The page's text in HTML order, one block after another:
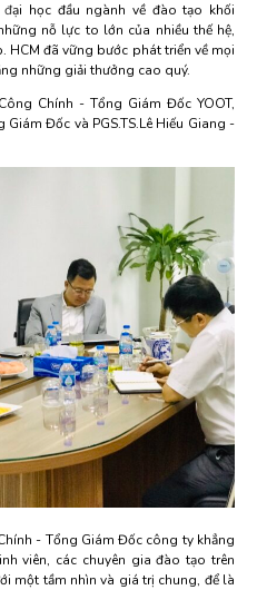
đại học đầu ngành về đào tạo khối
nỗ lực to lớn của nhiều thế hệ,
HCM đã vững bước phát triển về mọi
những giải thưởng cao quý.
Chính - Tổng Giám Đốc YOOT,
Đốc và PGS.TS.Lê Hiếu Giang -
- Tổng Giám Đốc công ty khẳng
viên, các chuyên gia đào tạo trên
một tầm nhìn và giá trị chung, để là